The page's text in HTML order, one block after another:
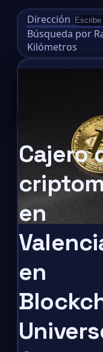
Dirección
Búsqueda por
Kilómetros
Cajero
en
en